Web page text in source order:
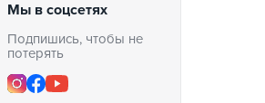
Мы в соцсетях
Подпишись, чтобы не
потерять